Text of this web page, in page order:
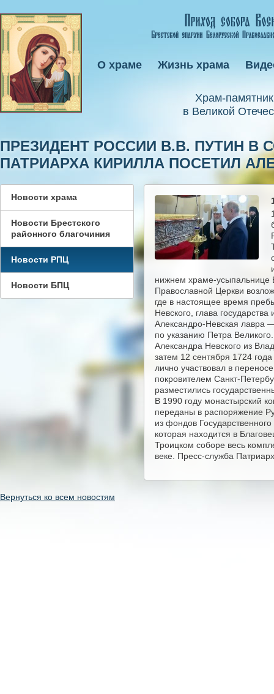
Xрам-
в Великой
О храме Жизнь храма
ПРЕЗИДЕНТ РОССИИ В.В. ПУТИН
ПАТРИАРХА КИРИЛЛА ПОСЕТИЛ
Новости храма
Новости Брестского
районного благочиния
Новости РПЦ
Новости БПЦ
нижнем храме-усыпальнице
Православной Церкви
где в настоящее время
Невского, глава
Александро-Невская лавра
по указанию Петра
Александра Невского из
затем 12 сентября 1724
лично участвовал в
покровителем Санкт-
разместились
В 1990 году монастырский
переданы в распоряжение
из фондов
которая находится в
Троицком соборе весь
веке. Пресс-служба
Вернуться ко всем новостям